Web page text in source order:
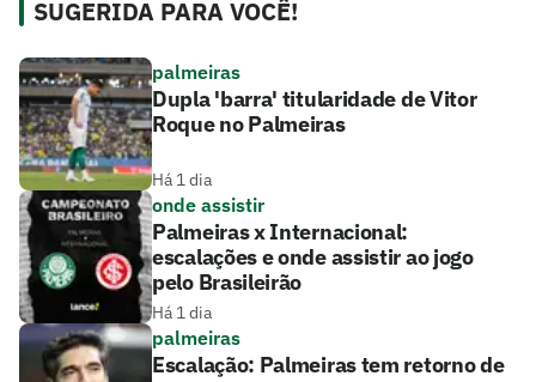
SUGERIDA PARA VOCÊ!
palmeiras
Dupla 'barra' titularidade de Vitor
Roque no Palmeiras
Há 1 dia
onde assistir
Palmeiras x Internacional:
escalações e onde assistir ao jogo
pelo Brasileirão
Há 1 dia
palmeiras
Escalação: Palmeiras tem retorno de